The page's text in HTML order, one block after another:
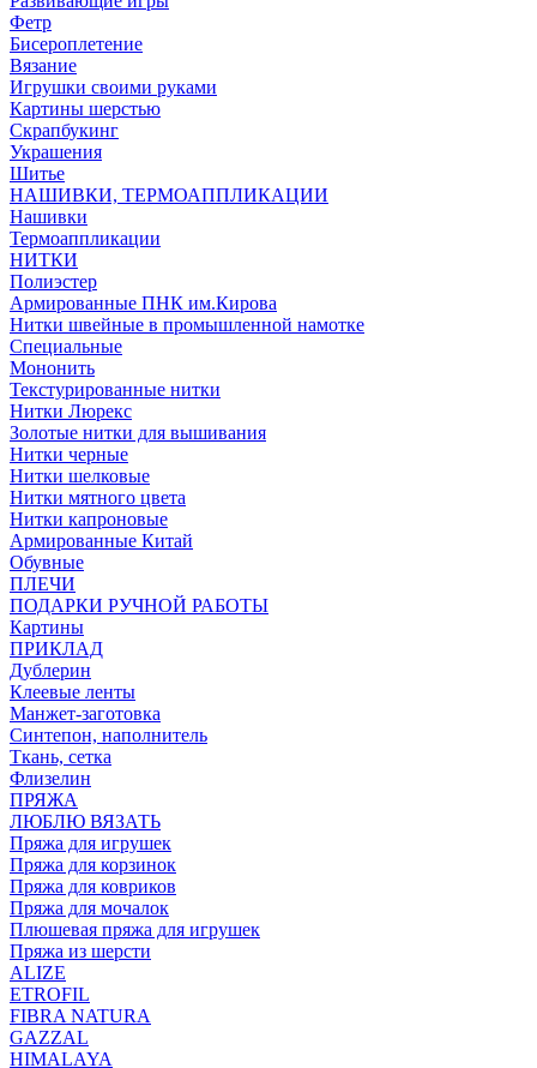
Фетр
Бисероплетение
Вязание
Игрушки своими руками
Картины шерстью
Скрапбукинг
Украшения
Шитье
НАШИВКИ, ТЕРМОАППЛИКАЦИИ
Нашивки
Термоаппликации
НИТКИ
Полиэстер
Армированные ПНК им.Кирова
Нитки швейные в промышленной намотке
Специальные
Мононить
Текстурированные нитки
Нитки Люрекс
Золотые нитки для вышивания
Нитки черные
Нитки шелковые
Нитки мятного цвета
Нитки капроновые
Армированные Китай
Обувные
ПЛЕЧИ
ПОДАРКИ РУЧНОЙ РАБОТЫ
Картины
ПРИКЛАД
Дублерин
Клеевые ленты
Манжет-заготовка
Синтепон, наполнитель
Ткань, сетка
Флизелин
ПРЯЖА
ЛЮБЛЮ ВЯЗАТЬ
Пряжа для игрушек
Пряжа для корзинок
Пряжа для ковриков
Пряжа для мочалок
Плюшевая пряжа для игрушек
Пряжа из шерсти
ALIZE
ETROFIL
FIBRA NATURA
GAZZAL
HIMALAYA